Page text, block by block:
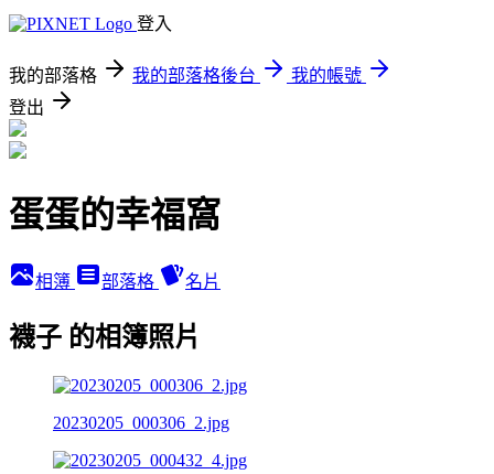
登入
我的部落格 我的部落格後台
我的帳號
登出
蛋蛋的幸福窩
相簿 部落格 名片
襪子 的相簿照片
20230205_000306_2.jpg